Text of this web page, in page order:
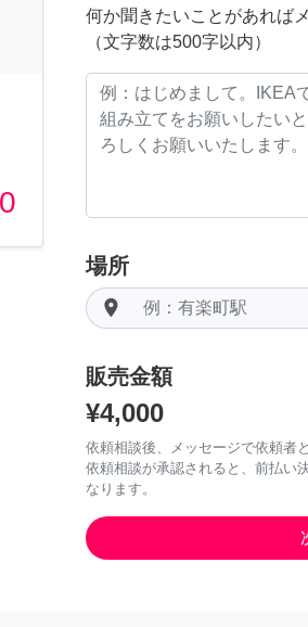
何か聞きたいことがあれば
（文字数は500字以内）
場所
room
販売金額
¥4,000
依頼相談後、メッセージで依頼者
依頼相談が承認されると、前払い
なります。